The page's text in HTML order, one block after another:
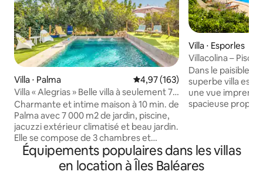
Villa ⋅ Palma Évaluation moyenne sur la
4,97 (163)
Villa « Alegrias » Belle villa à seulement 7
km du centre-ville
Charmante et intime maison à 10 min. de
Palma avec 7 000 m2 de jardin, piscine,
jacuzzi extérieur climatisé et beau jardin.
Elle se compose de 3 chambres et
2 salles de bains. Elle dispose d'une
grande terrasse avec vue sur le jardin,
porches, cheminées, barbecue,
Villa ⋅ Esporles
Villacolina –
couper le souffle
Dans le paisible
superbe villa est
une vue
spacieuse
plusieurs
espace barbecue
détente et les repas
Équipements populaires dans les villas
en location à Îles Baléares